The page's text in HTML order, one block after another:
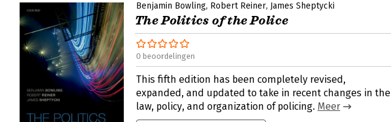
Benjamin Bowling Robert Reiner James Sheptycki
The Politics of the Police
0 beoordelingen
This fifth edition has been completely revised,
expanded, and updated to take in recent changes in the
law, policy, and organization of policing. Meer